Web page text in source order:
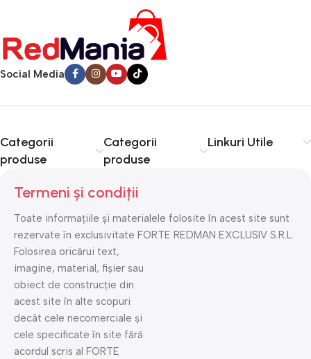
Social Media
Categorii
produse
Categorii
produse
Linkuri Utile
Termeni și condiții
Toate informațiile și materialele folosite în acest site sunt
rezervate în exclusivitate FORTE REDMAN EXCLUSIV S.R.L.
Folosirea oricărui text,
imagine, material, fișier sau
obiect de construcție din
acest site în alte scopuri
decât cele necomerciale și
cele specificate în site fără
acordul scris al FORTE